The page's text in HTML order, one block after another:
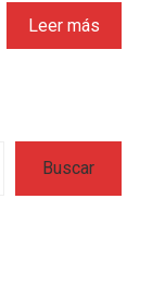
Leer más
Buscar